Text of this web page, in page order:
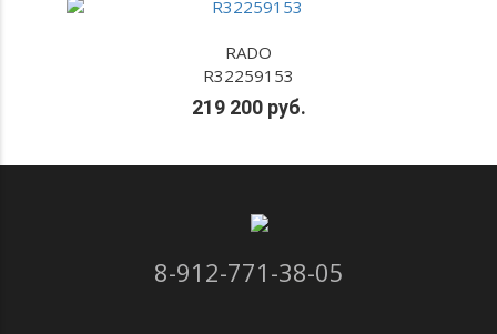
RADO
R32259153
219 200 руб.
8-912-771-38-05